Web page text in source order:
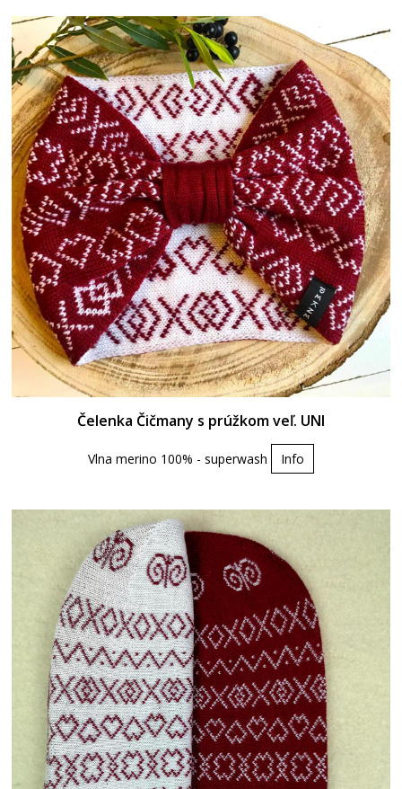
Čelenka Čičmany s prúžkom veľ. UNI
Vlna merino 100% - superwash Info